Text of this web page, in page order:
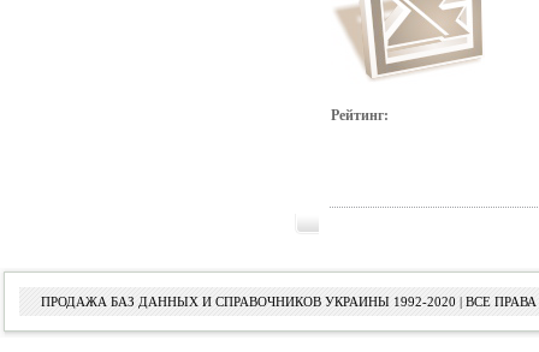
Рейтинг:
ПРОДАЖА БАЗ ДАННЫХ И СПРАВОЧНИКОВ УКРАИНЫ 1992-2020 | ВСЕ